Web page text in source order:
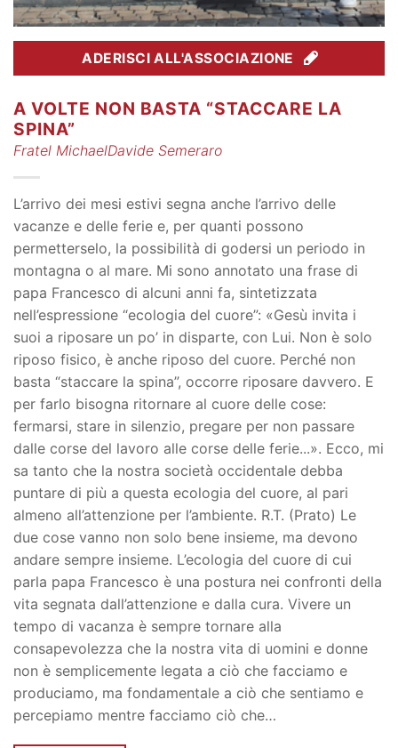
ADERISCI ALL'ASSOCIAZIONE
A VOLTE NON BASTA “STACCARE LA
SPINA”
Fratel MichaelDavide Semeraro
L’arrivo dei mesi estivi segna anche l’arrivo delle
vacanze e delle ferie e, per quanti possono
permetterselo, la possibilità di godersi un periodo in
montagna o al mare. Mi sono annotato una frase di
papa Francesco di alcuni anni fa, sintetizzata
nell’espressione “ecologia del cuore”: «Gesù invita i
suoi a riposare un po’ in disparte, con Lui. Non è solo
riposo fisico, è anche riposo del cuore. Perché non
basta “staccare la spina”, occorre riposare davvero. E
per farlo bisogna ritornare al cuore delle cose:
fermarsi, stare in silenzio, pregare per non passare
dalle corse del lavoro alle corse delle ferie...». Ecco, mi
sa tanto che la nostra società occidentale debba
puntare di più a questa ecologia del cuore, al pari
almeno all’attenzione per l’ambiente. R.T. (Prato) Le
due cose vanno non solo bene insieme, ma devono
andare sempre insieme. L’ecologia del cuore di cui
parla papa Francesco è una postura nei confronti della
vita segnata dall’attenzione e dalla cura. Vivere un
tempo di vacanza è sempre tornare alla
consapevolezza che la nostra vita di uomini e donne
non è semplicemente legata a ciò che facciamo e
produciamo, ma fondamentale a ciò che sentiamo e
percepiamo mentre facciamo ciò che…